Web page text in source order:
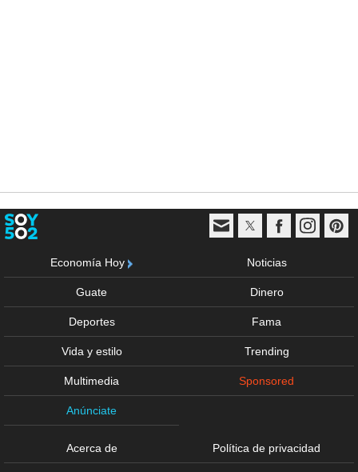
Economía Hoy Noticias
Guate Dinero
Deportes Fama
Vida y estilo Trending
Multimedia Sponsored
Anúnciate
Acerca de Política de privacidad